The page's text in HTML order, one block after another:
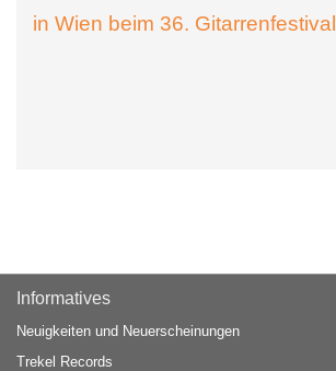
in Wien beim 36. Gitarrenfestival
Informatives
Neuigkeiten und Neuerscheinungen
Trekel Records